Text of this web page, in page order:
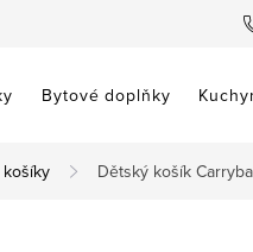
Bytové doplňky
Dětský košík